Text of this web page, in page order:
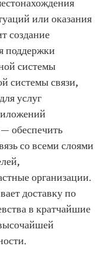
или оказания
создание
поддержки
системы
системы связи,
услуг
обеспечить
со всеми слоями
организации.
доставку по
в кратчайшие